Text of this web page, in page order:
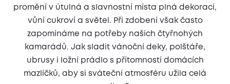
promění v útulná a slavnostní místa plná dekorací,
vůní cukroví a světel. Při zdobení však často
zapomínáme na potřeby našich čtyřnohých
kamarádů. Jak sladit vánoční deky, polštáře,
ubrusy i ložní prádlo s přítomností domácích
mazlíčků, aby si sváteční atmosféru užila celá